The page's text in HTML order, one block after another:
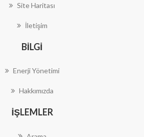
Site Haritası
İletişim
BILGI
Enerji Yönetimi
Hakkımızda
İŞLEMLER